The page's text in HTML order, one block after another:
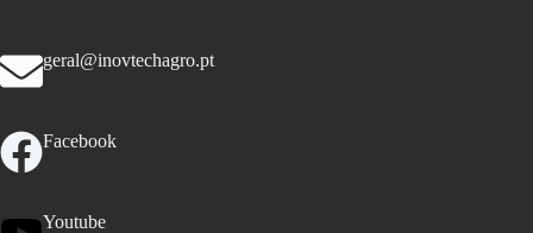
geral@inovtechagro.pt
Facebook
Youtube